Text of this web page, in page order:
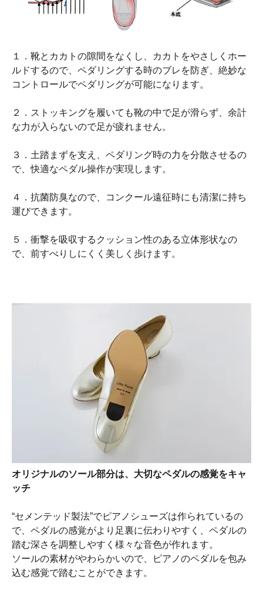
１．靴とカカトの隙間をなくし、カカトをやさしくホー
ルドするので、ペダリングする時のブレを防ぎ、絶妙な
コントロールでペダリングが可能になります。
２．ストッキングを履いても靴の中で足が滑らず、余計
な力が入らないので足が疲れません。
３．土踏まずを支え、ペダリング時の力を分散させるの
で、快適なペダル操作が実現します。
４．抗菌防臭なので、コンクール遠征時にも清潔に持ち
運びできます。
５．衝撃を吸収するクッション性のある立体形状なの
で、前すべりしにくく美しく歩けます。
オリジナルのソール部分は、大切なペダルの感覚をキャ
ッチ
“セメンテッド製法”でピアノシューズは作られているの
で、ペダルの感覚がより足裏に伝わりやすく、ペダルの
踏む深さを調整しやすく様々な音色が作れます。
ソールの素材がやわらかいので、ピアノのペダルを包み
込む感覚で踏むことができます。